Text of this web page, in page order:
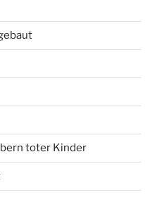
toter Kinder